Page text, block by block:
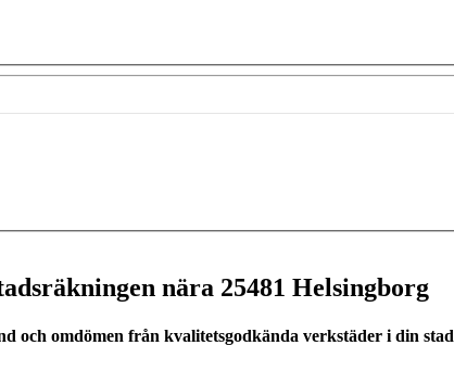
nära 25481 Helsingborg
och omdömen från kvalitetsgodkända verkstäder i din stad